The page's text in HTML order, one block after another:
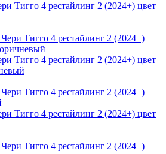
Тигго 4 рестайлинг 2 (2024+) цвет
Тигго 4 рестайлинг 2 (2024+) цвет
Тигго 4 рестайлинг 2 (2024+) цвет